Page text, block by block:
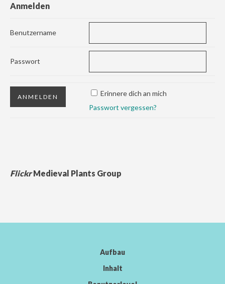
Anmelden
Benutzername
Passwort
Erinnere dich an mich
Passwort vergessen?
FlickrMedieval Plants Group
Aufbau
Inhalt